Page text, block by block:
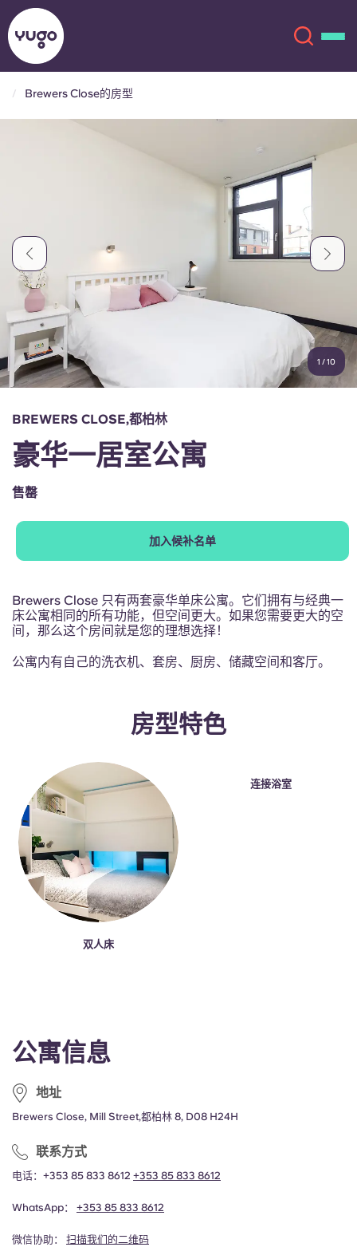
English (US)
Chinese
Català
Italian
Portuguese
选择一个国家
Español
Català Deutsch
Italian
Brewers Close的房型
1 /10
公寓信息
地址
Brewers Close, Mill Street,都柏林 8, D08 H24H
联系方式
电话：+353 85 833 8612 +353 85 833 8612
WhatsApp： +353 85 833 8612
微信协助： 扫描我们的二维码
BREWERS CLOSE,都柏林
豪华一居室公寓
售罄
加入候补名单
Brewers Close 只有两套豪华单床公寓。它们拥有与经典一
床公寓相同的所有功能，但空间更大。如果您需要更大的空
间，那么这个房间就是您的理想选择！
公寓内有自己的洗衣机、套房、厨房、储藏空间和客厅。
房型特色
双人床
连接浴室